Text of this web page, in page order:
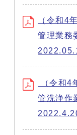
（令和4
管理業務
（令和4
管洗浄作